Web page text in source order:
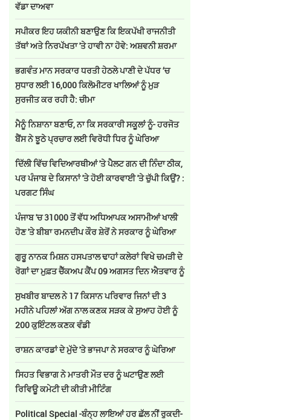
ਵੱਡਾ ਦਾਅਵਾ
ਸਪੀਕਰ ਇਹ ਯਕੀਨੀ ਬਣਾਉਣ ਕਿ ਇਕਪੱਖੀ ਰਾਜਨੀਤੀ
ਤੱਥਾਂ ਅਤੇ ਨਿਰਪੱਖਤਾ 'ਤੇ ਹਾਵੀ ਨਾ ਹੋਵੇ: ਅਸ਼ਵਨੀ ਸ਼ਰਮਾ
ਭਗਵੰਤ ਮਾਨ ਸਰਕਾਰ ਧਰਤੀ ਹੇਠਲੇ ਪਾਣੀ ਦੇ ਪੱਧਰ ‘ਚ
ਸੁਧਾਰ ਲਈ 16,000 ਕਿਲੋਮੀਟਰ ਖਾਲਿਆਂ ਨੂੰ ਮੁੜ
ਸੁਰਜੀਤ ਕਰ ਰਹੀ ਹੈ: ਚੀਮਾ
ਮੈਨੂੰ ਨਿਸ਼ਾਨਾ ਬਣਾਓ, ਨਾ ਕਿ ਸਰਕਾਰੀ ਸਕੂਲਾਂ ਨੂੰ- ਹਰਜੋਤ
ਬੈਂਸ ਨੇ ਝੂਠੇ ਪ੍ਰਚਾਰ ਲਈ ਵਿਰੋਧੀ ਧਿਰ ਨੂੰ ਘੇਰਿਆ
ਦਿੱਲੀ ਵਿੱਚ ਵਿਦਿਆਰਥੀਆਂ 'ਤੇ ਪੈਲਟ ਗਨ ਦੀ ਨਿੰਦਾ ਠੀਕ,
ਪਰ ਪੰਜਾਬ ਦੇ ਕਿਸਾਨਾਂ 'ਤੇ ਹੋਈ ਕਾਰਵਾਈ 'ਤੇ ਚੁੱਪੀ ਕਿਉਂ? :
ਪਰਗਟ ਸਿੰਘ
ਪੰਜਾਬ 'ਚ 31000 ਤੋਂ ਵੱਧ ਅਧਿਆਪਕ ਅਸਾਮੀਆਂ ਖਾਲੀ
ਹੋਣ 'ਤੇ ਬੀਬਾ ਰਮਨਦੀਪ ਕੌਰ ਸ਼ੇਰੋਂ ਨੇ ਸਰਕਾਰ ਨੂੰ ਘੇਰਿਆ
ਗੁਰੂ ਨਾਨਕ ਮਿਸ਼ਨ ਹਸਪਤਾਲ ਢਾਹਾਂ ਕਲੇਰਾਂ ਵਿਖੇ ਚਮੜੀ ਦੇ
ਰੋਗਾਂ ਦਾ ਮੁਫ਼ਤ ਚੈੱਕਅਪ ਕੈਂਪ 09 ਅਗਸਤ ਦਿਨ ਐਤਵਾਰ ਨੂੰ
ਸੁਖਬੀਰ ਬਾਦਲ ਨੇ 17 ਕਿਸਾਨ ਪਰਿਵਾਰ ਜਿਨਾਂ ਦੀ 3
ਮਹੀਨੇ ਪਹਿਲਾਂ ਅੱਗ ਨਾਲ ਕਣਕ ਸੜਕ ਕੇ ਸੁਆਹ ਹੋਈ ਨੂੰ
200 ਕੁਇੰਟਲ ਕਣਕ ਵੰਡੀ
ਰਾਸ਼ਨ ਕਾਰਡਾਂ ਦੇ ਮੁੱਦੇ 'ਤੇ ਭਾਜਪਾ ਨੇ ਸਰਕਾਰ ਨੂੰ ਘੇਰਿਆ
ਸਿਹਤ ਵਿਭਾਗ ਨੇ ਮਾਤਰੀ ਮੌਤ ਦਰ ਨੂੰ ਘਟਾਉਣ ਲਈ
ਰਿਵਿਊ ਕਮੇਟੀ ਦੀ ਕੀਤੀ ਮੀਟਿੰਗ
Political Special -ਬੰਨ੍ਹ ਲਾਇਆਂ ਹਰ ਛੱਲ ਨੀਂ ਰੁਕਦੀ-